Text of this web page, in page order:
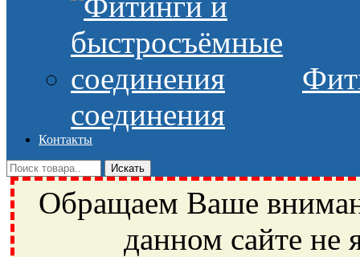
соединения
Контакты
Обращаем Ваше
данном сайте не